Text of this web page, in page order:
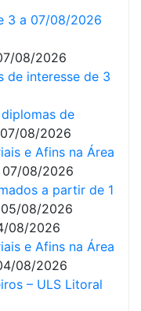
3 a 07/08/2026
08/2026
de interesse de 3
de
07/08/2026
e Afins na Área
07/08/2026
a partir de 1
05/08/2026
08/2026
e Afins na Área
08/2026
– ULS Litoral